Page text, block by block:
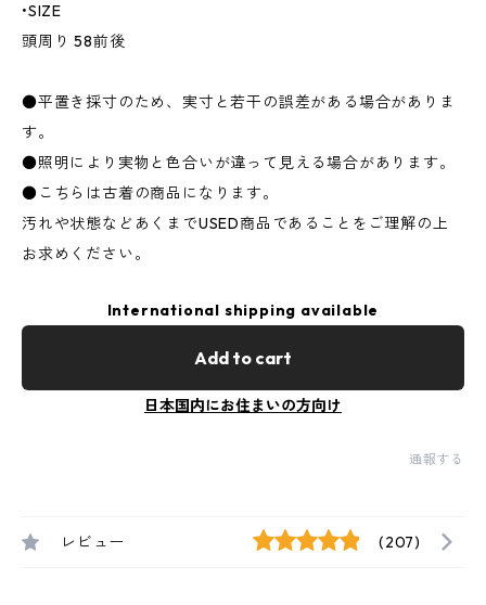
•SIZE
頭周り 58前後
●平置き採寸のため、実寸と若干の誤差がある場合がありま
す。
●照明により実物と色合いが違って見える場合があります。
●こちらは古着の商品になります。
汚れや状態などあくまでUSED商品であることをご理解の上
お求めください。
International shipping available
Add to cart
日本国内にお住まいの方向け
通報する
レビュー (207)